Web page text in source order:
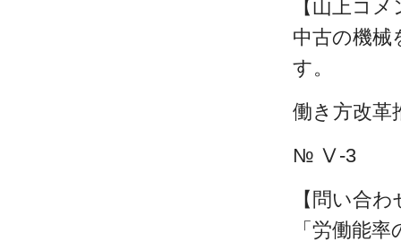
【山上コ
中古の機械
す。
働き方改革
№ Ⅴ-3
【問い合
「労働能